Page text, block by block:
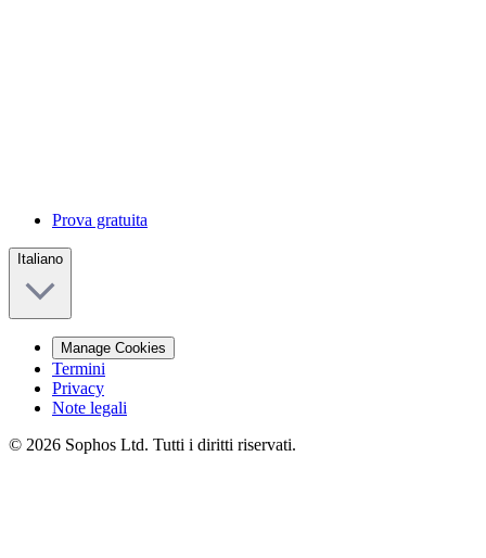
Prova gratuita
Italiano
Manage Cookies
Termini
Privacy
Note legali
© 2026 Sophos Ltd. Tutti i diritti riservati.